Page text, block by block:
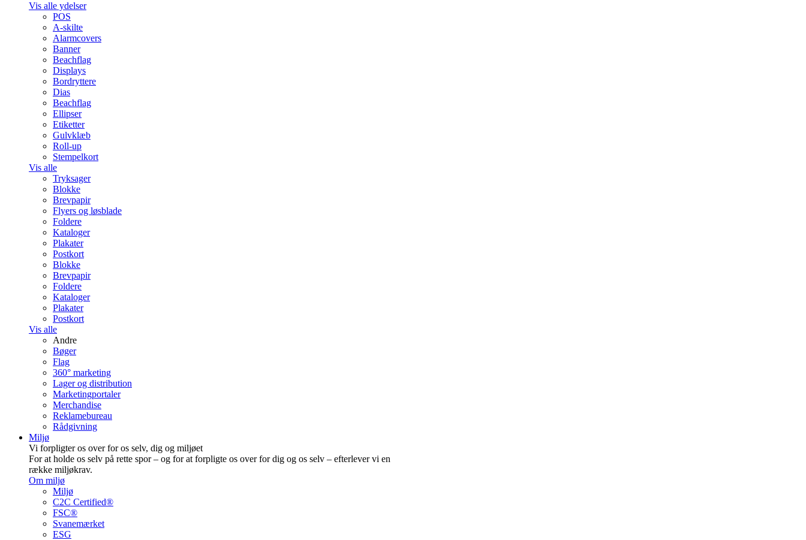
Vis alle ydelser
POS
A-skilte
Alarmcovers
Banner
Beachflag
Displays
Bordryttere
Dias
Beachflag
Ellipser
Etiketter
Gulvklæb
Roll-up
Stempelkort
Vis alle
Tryksager
Blokke
Brevpapir
Flyers og løsblade
Foldere
Kataloger
Plakater
Postkort
Blokke
Brevpapir
Foldere
Kataloger
Plakater
Postkort
Vis alle
Andre
Bøger
Flag
360° marketing
Lager og distribution
Marketing­portaler
Merchandise
Reklamebureau
Rådgivning
Miljø
Vi forpligter os over for os selv, dig og miljøet
For at holde os selv på rette spor – og for at forpligte os over for dig og os selv – efterlever vi en
række miljøkrav.
Om miljø
Miljø
C2C Certified®
FSC®
Svanemærket
ESG